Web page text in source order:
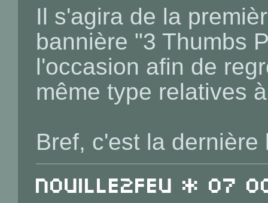
Il s'agira de la
bannière "3 Thumbs
l'occasion afin de
même type relatives
Bref, c'est la dernière
Nouille2Feu * 07